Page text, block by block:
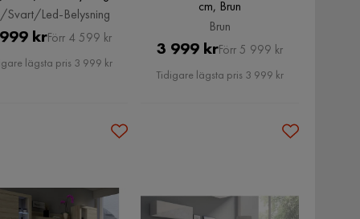
Svart/Led-Belysning
Pris
krOriginal
Pris
Förr 4 599 kr
lägsta pris 3 999 kr
cm, Brun
Brun
Pris
3 999 krOriginal
Pris
Förr 5 999 kr
Tidigare lägsta pris 3 999 kr